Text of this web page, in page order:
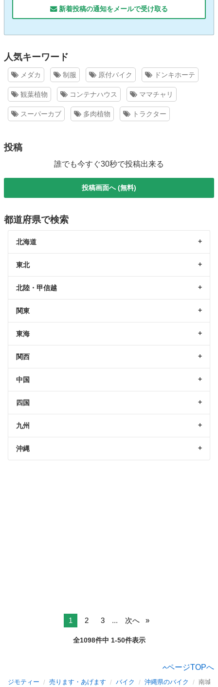
新着投稿の通知をメールで受け取る
人気キーワード
メダカ 制服 原付バイク ドンキホーテ
観葉植物 コンテナハウス ママチャリ
スーパーカブ 多肉植物 トラクター
投稿
誰でも今すぐ30秒で投稿出来る
投稿画面へ (無料)
都道府県で検索
北海道
東北
北陸・甲信越
関東
東海
関西
中国
四国
九州
沖縄
1 2 3 ... 次へ
全1098件中 1-50件表示
ページTOPへ
ジモティー 売ります・あげます バイク 沖縄県のバイク 南城